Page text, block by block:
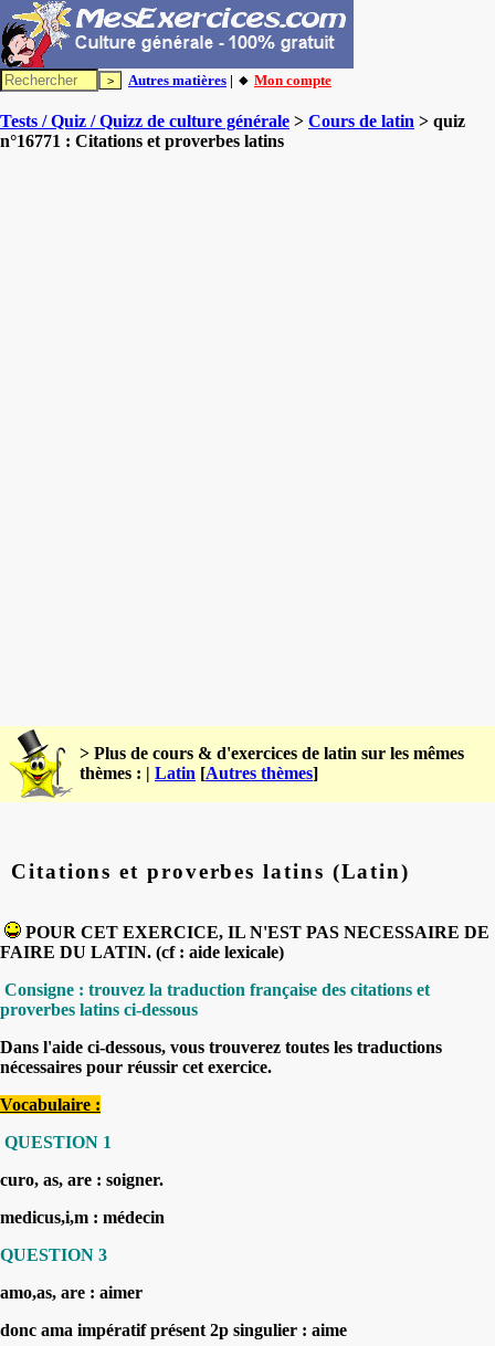
Autres matières | 🔸 Mon compte
Tests / Quiz / Quizz de culture générale > Cours de latin > quiz
n°16771 : Citations et proverbes latins
> Plus de cours & d'exercices de latin sur les mêmes
thèmes : | Latin [Autres thèmes]
Citations et proverbes latins (Latin)
POUR CET EXERCICE, IL N'EST PAS NECESSAIRE DE
FAIRE DU LATIN. (cf : aide lexicale)
Consigne : trouvez la traduction française des citations et
proverbes latins ci-dessous
Dans l'aide ci-dessous, vous trouverez toutes les traductions
nécessaires pour réussir cet exercice.
Vocabulaire :
QUESTION 1
curo, as, are : soigner.
medicus,i,m : médecin
QUESTION 3
amo,as, are : aimer
donc ama impératif présent 2p singulier : aime